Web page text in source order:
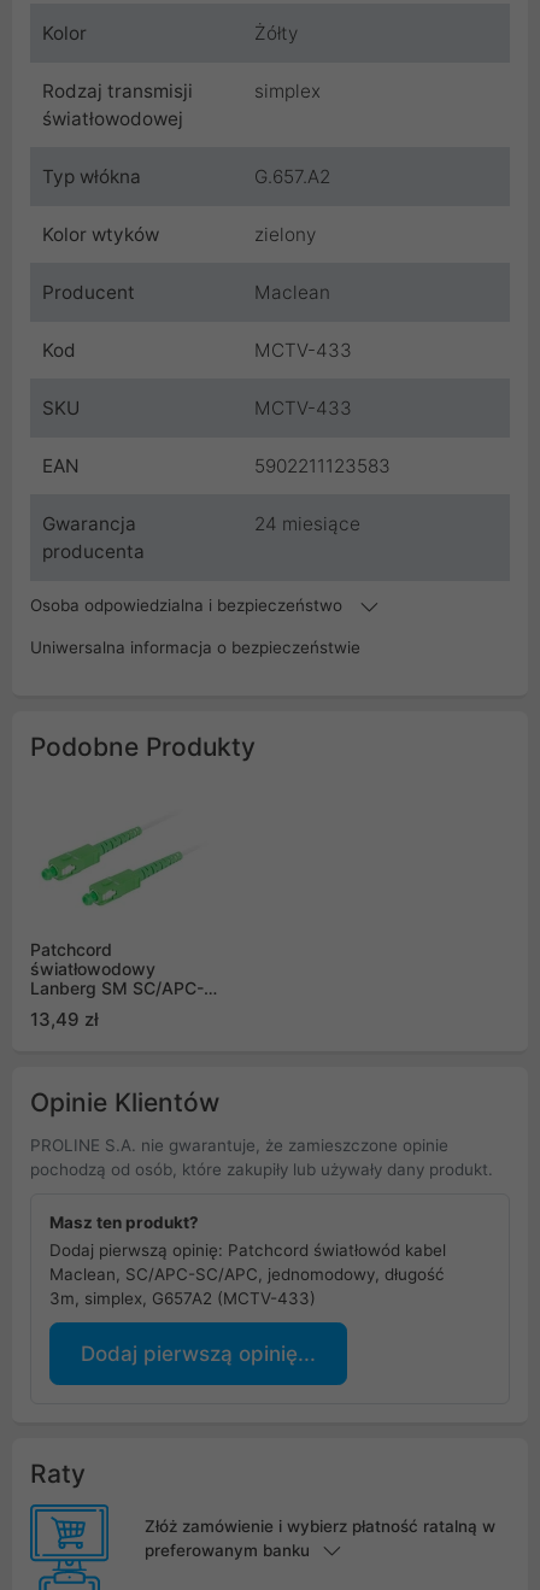
Kolor Żółty
Rodzaj transmisji
światłowodowej
simplex
Typ włókna G.657.A2
Kolor wtyków zielony
Producent Maclean
Kod MCTV-433
SKU MCTV-433
EAN 5902211123583
Gwarancja
producenta
24 miesiące
Osoba odpowiedzialna i bezpieczeństwo
Uniwersalna informacja o bezpieczeństwie
Podobne Produkty
Patchcord
światłowodowy
Lanberg SM SC/APC-
SC/APC SIMPLEX
3.0MM LSZH G657A2
13,49 zł
Opinie Klientów
PROLINE S.A. nie gwarantuje, że zamieszczone opinie
pochodzą od osób, które zakupiły lub używały dany produkt.
Masz ten produkt?
Dodaj pierwszą opinię: Patchcord światłowód kabel
Maclean, SC/APC-SC/APC, jednomodowy, długość
3m, simplex, G657A2 (MCTV-433)
Dodaj pierwszą opinię...
Raty
Złóż zamówienie i wybierz płatność ratalną w
preferowanym banku